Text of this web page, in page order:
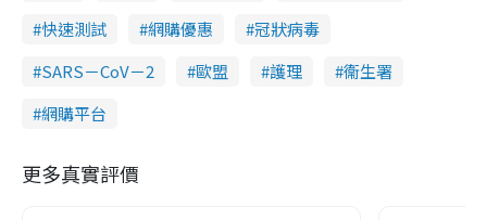
快速測試
網購優惠
冠狀病毒
SARS－CoV－2
歐盟 護理
衞生署
網購平台
更多真實評價